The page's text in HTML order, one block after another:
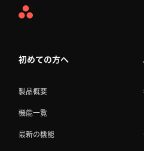
Asana
初めての方へ
製品概要
機能一覧
最新の機能